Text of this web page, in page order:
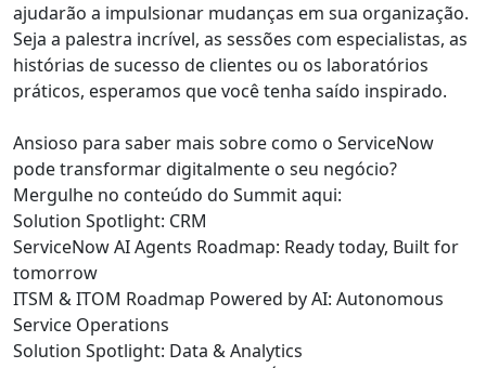
ajudarão a impulsionar mudanças em sua organização.
Seja a palestra incrível, as sessões com especialistas, as
histórias de sucesso de clientes ou os laboratórios
práticos, esperamos que você tenha saído inspirado.
Ansioso para saber mais sobre como o ServiceNow
pode transformar digitalmente o seu negócio?
Mergulhe no conteúdo do Summit aqui:
Solution Spotlight: CRM
ServiceNow AI Agents Roadmap: Ready today, Built for
tomorrow
ITSM & ITOM Roadmap Powered by AI: Autonomous
Service Operations
Solution Spotlight: Data & Analytics